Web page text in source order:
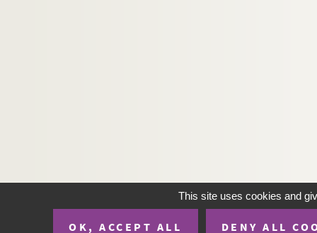
This site uses cookies and
OK, ACCEPT ALL DENY ALL